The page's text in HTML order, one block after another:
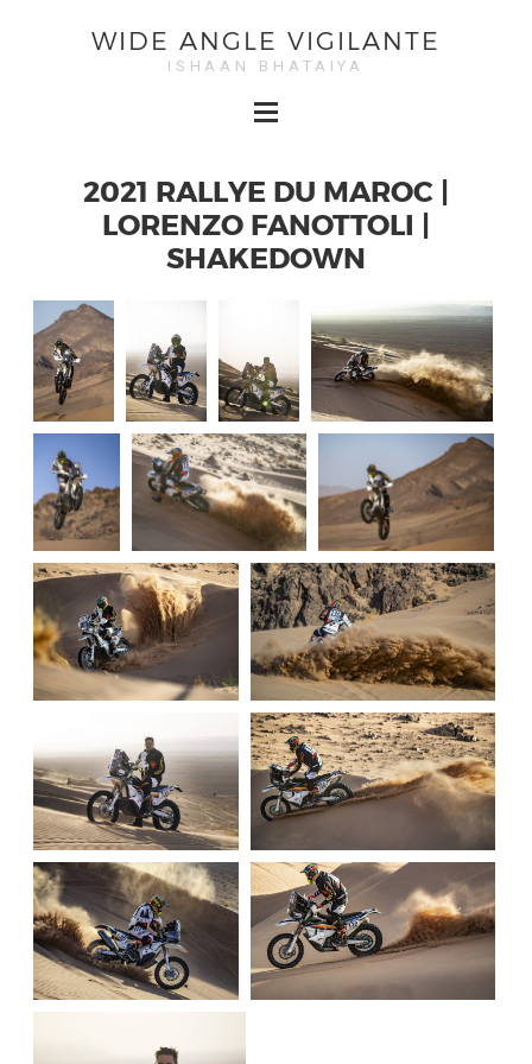
WIDE ANGLE VIGILANTE
ISHAAN BHATAIYA
2021 RALLYE DU MAROC |
LORENZO FANOTTOLI |
SHAKEDOWN